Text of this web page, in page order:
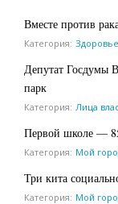
Вместе против
Категория: Здоровье
Депутат Госдумы
парк
Категория: Лица
Первой школе —
Категория: Мой
Три кита
Категория: Мой